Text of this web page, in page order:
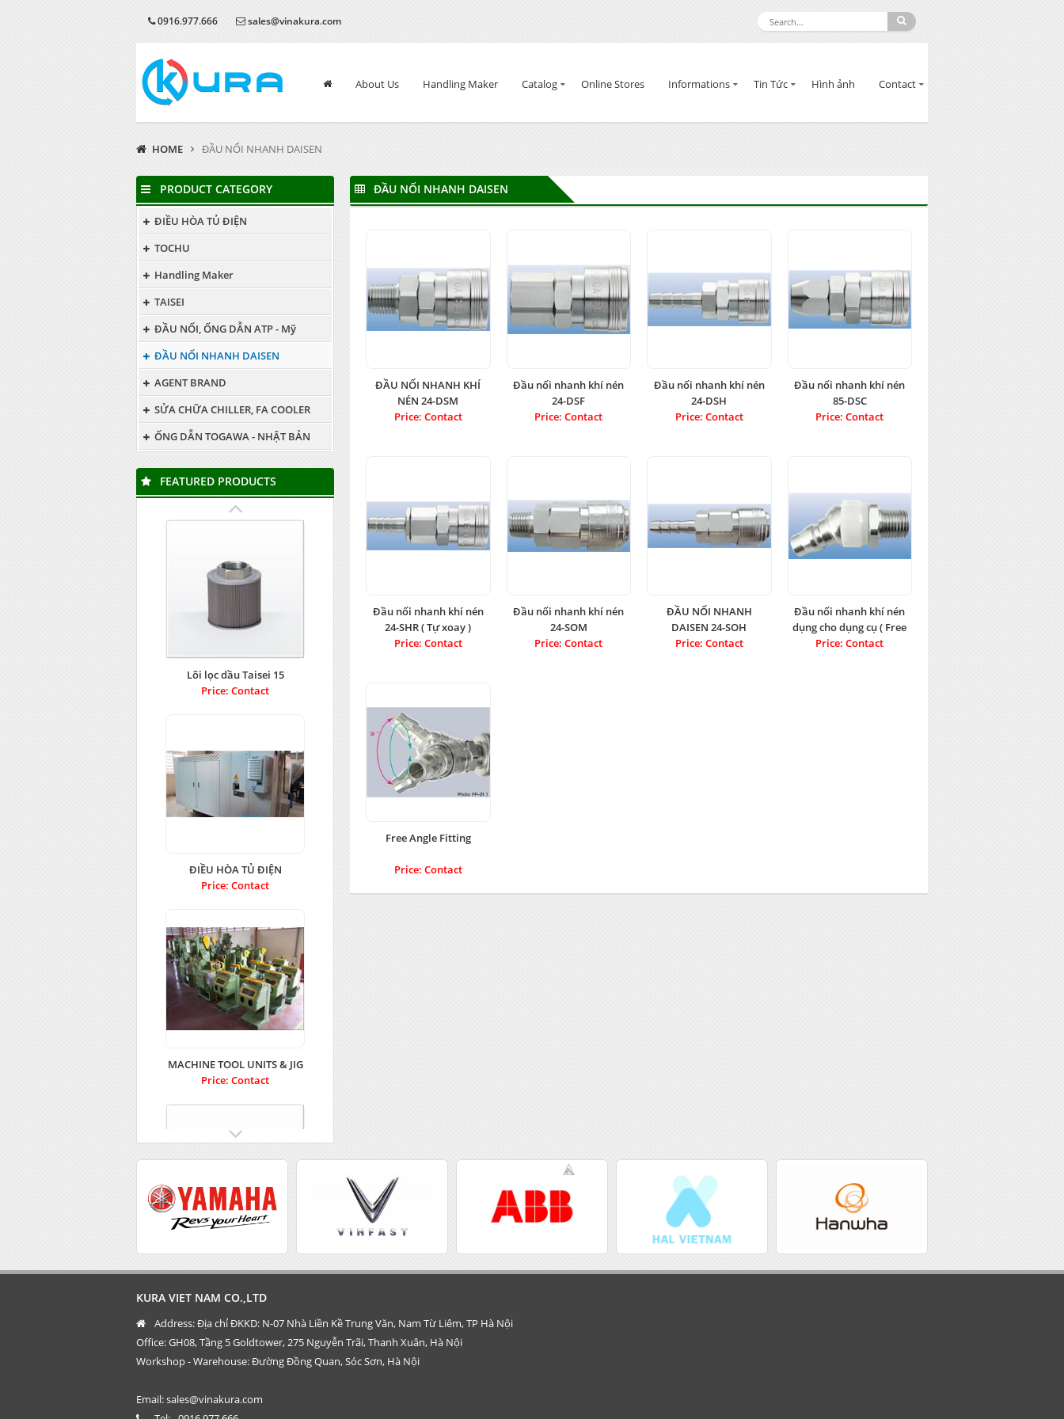
0916.977.666 sales@vinakura.com
About Us Handling Maker Catalog Online Stores Informations Tin Tức Hình ảnh Contact
HOME ĐẦU NỐI NHANH DAISEN
ĐẦU NỐI NHANH DAISEN
ĐẦU NỐI NHANH KHÍ
NÉN 24-DSM
Price: Contact
Đầu nối nhanh khí nén
24-DSF
Price: Contact
Đầu nối nhanh khí nén
24-DSH
Price: Contact
Đầu nối nhanh khí nén
85-DSC
Price: Contact
Đầu nối nhanh khí nén
24-SHR ( Tự xoay )
Price: Contact
Đầu nối nhanh khí nén
24-SOM
Price: Contact
ĐẦU NỐI NHANH
DAISEN 24-SOH
Price: Contact
Đầu nối nhanh khí nén
dụng cho dụng cụ ( Free
Angle ) FP6-2M
Price: Contact
Free Angle Fitting
Price: Contact
PRODUCT CATEGORY
ĐIỀU HÒA TỦ ĐIỆN
TOCHU
Handling Maker
TAISEI
ĐẦU NỐI, ỐNG DẪN ATP - Mỹ
ĐẦU NỐI NHANH DAISEN
AGENT BRAND
SỬA CHỮA CHILLER, FA COOLER
ỐNG DẪN TOGAWA - NHẬT BẢN
FEATURED PRODUCTS
Lõi lọc dầu Taisei 15
Price: Contact
ĐIỀU HÒA TỦ ĐIỆN
Price: Contact
MACHINE TOOL UNITS & JIG
Price: Contact
Price: Contact
KURA VIET NAM CO.,LTD
Address:Địa chỉ ĐKKD: N-07 Nhà Liền Kề Trung Văn, Nam Từ Liêm, TP Hà Nội
Office: GH08, Tầng 5 Goldtower, 275 Nguyễn Trãi, Thanh Xuân, Hà Nội
Workshop - Warehouse: Đường Đồng Quan, Sóc Sơn, Hà Nội
Email:sales@vinakura.com